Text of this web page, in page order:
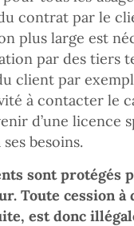
contrat par le
plus large est
par des tiers
client par
à contacter le
d’une licence
besoins.
sont protégés
Toute cession à
est donc